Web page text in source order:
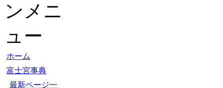
ンメニ
ュー
ホーム
富士宮事典
最新ページ一